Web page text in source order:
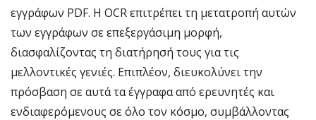
εγγράφων PDF. Η OCR επιτρέπει τη μετατροπή αυτών
των εγγράφων σε επεξεργάσιμη μορφή,
διασφαλίζοντας τη διατήρησή τους για τις
μελλοντικές γενιές. Επιπλέον, διευκολύνει την
πρόσβαση σε αυτά τα έγγραφα από ερευνητές και
ενδιαφερόμενους σε όλο τον κόσμο, συμβάλλοντας